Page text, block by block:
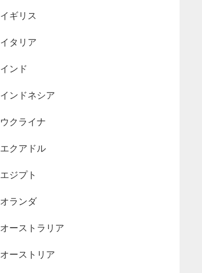
イギリス
イタリア
インド
インドネシア
ウクライナ
エクアドル
エジプト
オランダ
オーストラリア
オーストリア